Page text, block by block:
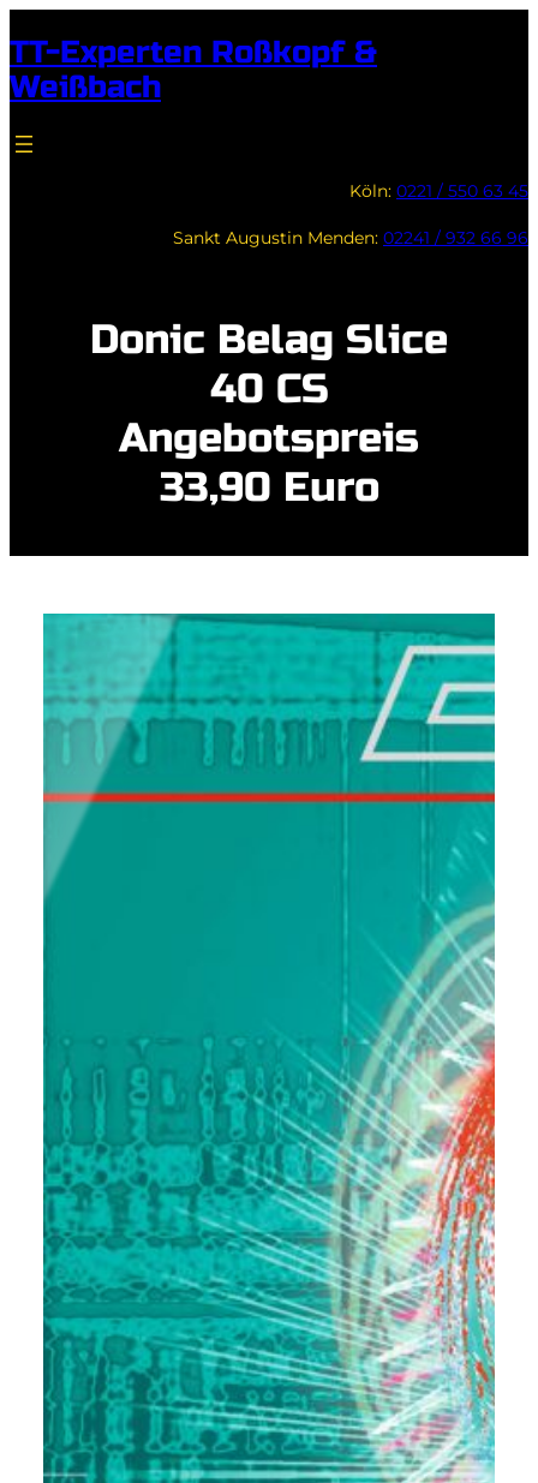
Inhalt
springen
TT-Experten Roßkopf &
Weißbach
Köln: 0221 / 550 63 45
Sankt Augustin Menden: 02241 / 932 66 96
Donic Belag Slice
40 CS
Angebotspreis
33,90 Euro